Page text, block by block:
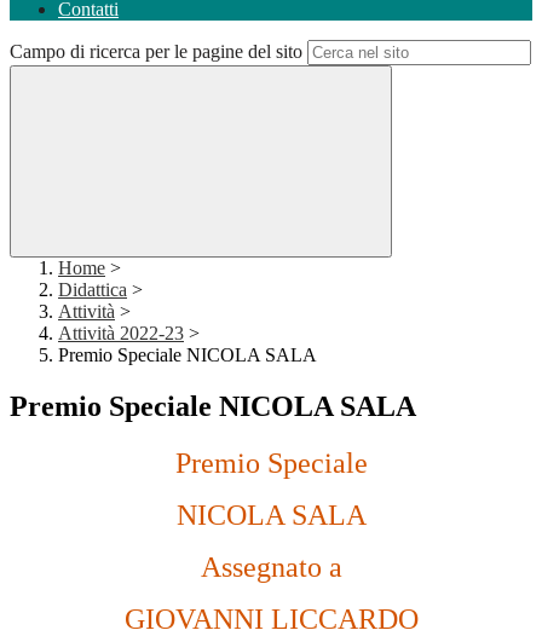
Contatti
Campo di ricerca per le pagine del sito
Home >
Didattica >
Attività >
Attività 2022-23 >
Premio Speciale NICOLA SALA
Premio Speciale NICOLA SALA
Premio Speciale
NICOLA SALA
Assegnato a
GIOVANNI LICCARDO